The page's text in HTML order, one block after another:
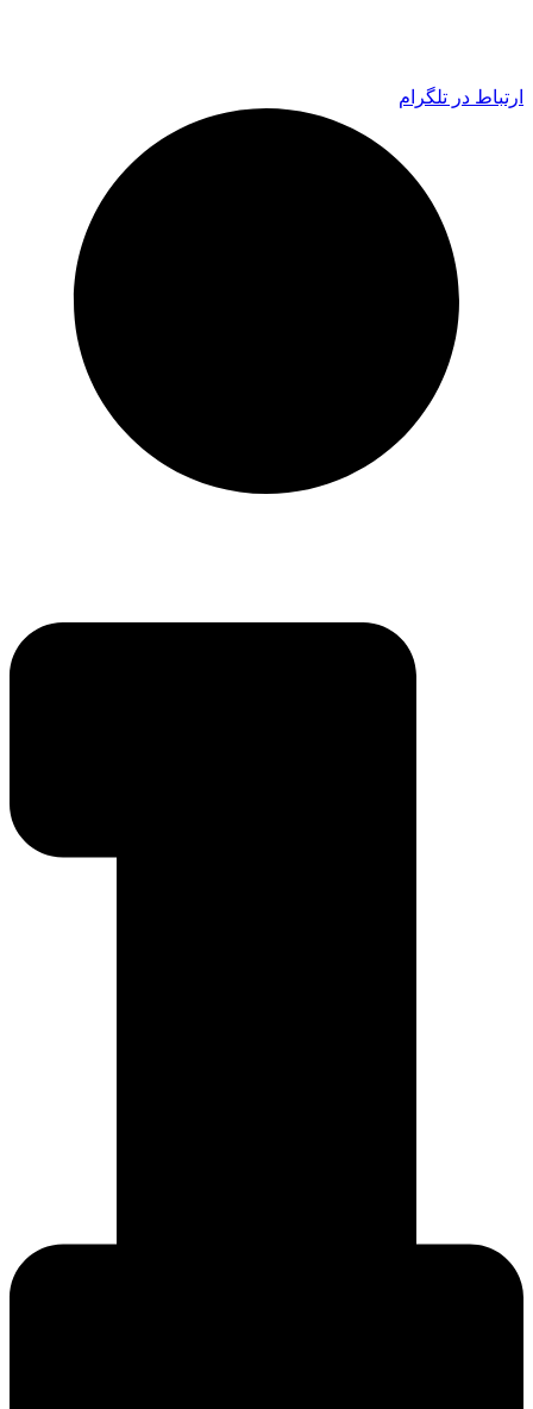
ارتباط در تلگرام